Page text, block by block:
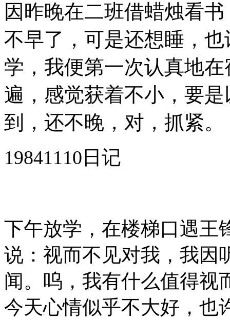
因昨晚在二班借蜡烛看
不早了，可是还想睡，
学，我便第一次认真地
遍，感觉获着不小，要
到，还不晚，对，抓紧。
19841110日记
下午放学，在楼梯口遇王
说：视而不见对我，我因
闻。呜，我有什么值得视
今天心情似乎不大好，也